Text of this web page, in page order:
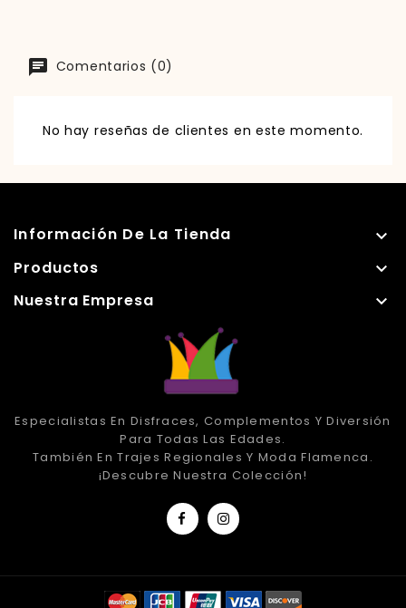
Comentarios (0)
No hay reseñas de clientes en este momento.
Información De La Tienda 
Productos 
Nuestra Empresa 
Especialistas En Disfraces, Complementos Y Diversión
Para Todas Las Edades.
También En Trajes Regionales Y Moda Flamenca.
¡Descubre Nuestra Colección!